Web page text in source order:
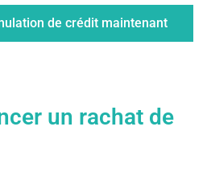
de crédit maintenant
un rachat de